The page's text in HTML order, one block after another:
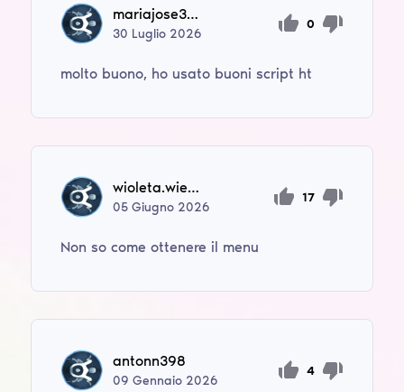
mariajose30880
30 Luglio 2026
0
molto buono, ho usato buoni script ht
wioleta.wieczorek
05Giugno 2026
17
Non so come ottenere il menu
antonn398
09Gennaio 2026
4